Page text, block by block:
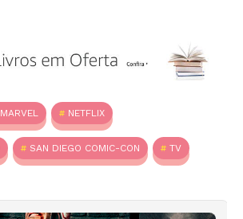
MARVEL NETFLIX
SAN DIEGO COMIC-CON TV